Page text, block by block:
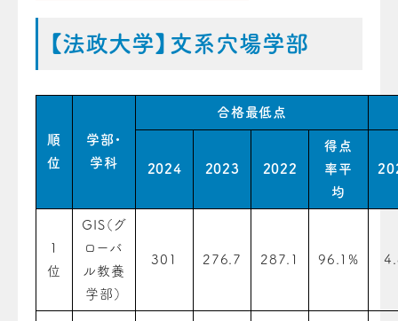
【法政大学】文系穴場学部
順
位
学部・
学科
合格最低点
2024 2023 2022
得点
率平
均
1
位
GIS（グ
ローバ
ル教養
学部）
301 276.7 287.1 96.1%